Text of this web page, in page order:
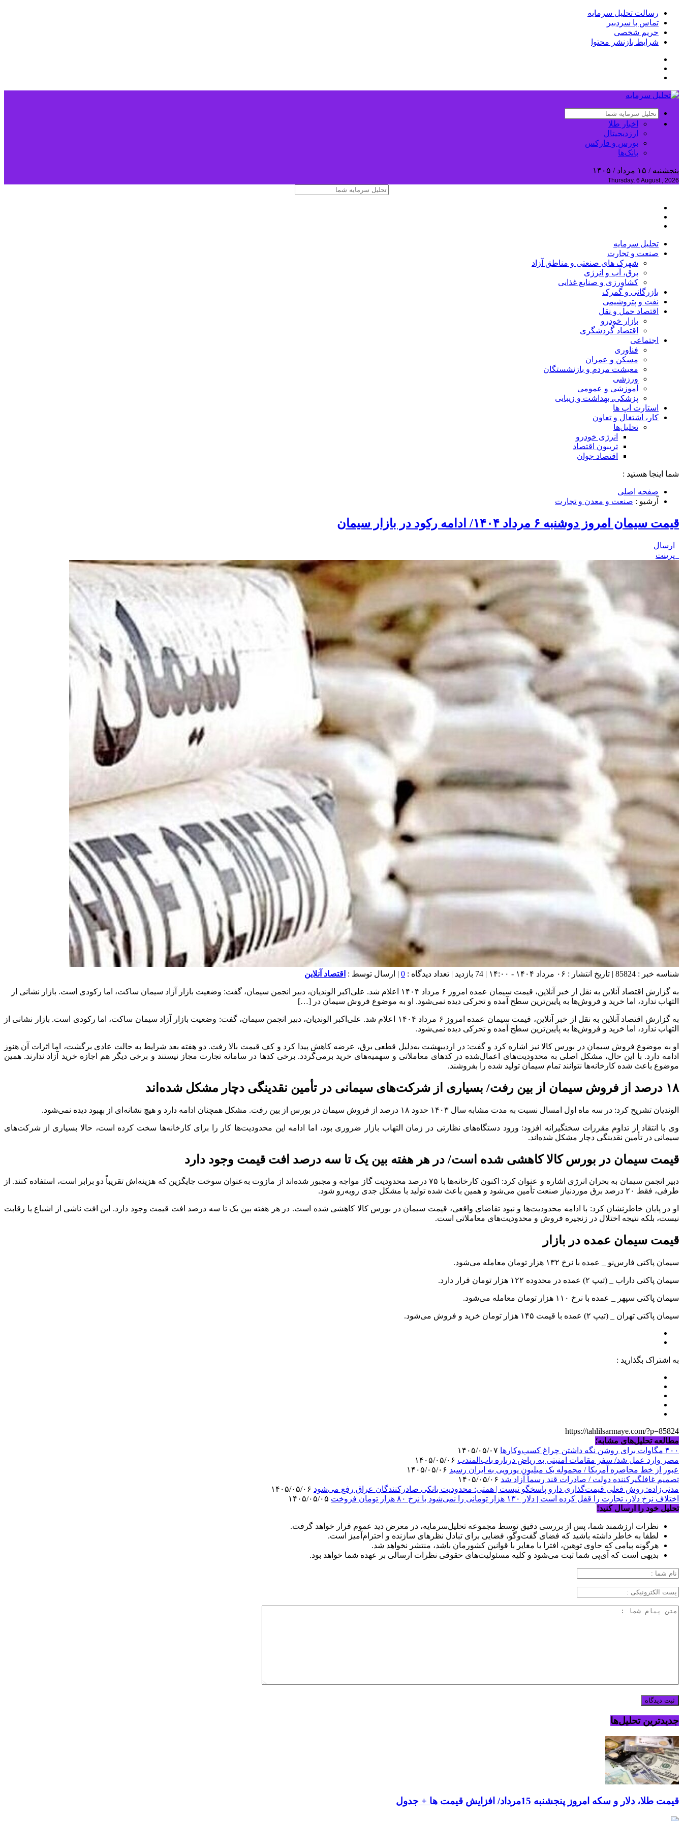
رسالت تحلیل سرمایه
تماس با سردبیر
حریم شخصی
شرایط بازنشر محتوا
اخبار طلا
ارزدیجیتال
بورس و فارکس
بانک‌ها
پنجشنبه / ۱۵ مرداد / ۱۴۰۵
Thursday, 6 August , 2026
تحلیل‌ سرمایه
صنعت و تجارت
شهرک های صنعتی و مناطق آزاد
برق، آب و انرژی
کشاورزی و صنایع غذایی
بازرگانی و گمرک
نفت و پتروشیمی
اقتصاد حمل و نقل
بازار خودرو
اقتصاد گردشگری
اجتماعی
فناوری
مسکن و عمران
معیشت مردم و بازنشستگان
ورزشی
آموزشی و عمومی
پزشکی، بهداشت و زیبایی
استارت اپ ها
کار، اشتغال و تعاون
تحلیل‌ها
انرژی خودرو
تریبون اقتصاد
اقتصاد جوان
شما اینجا هستید :
صفحه اصلی
آرشیو : صنعت و معدن و تجارت
قیمت سیمان امروز دوشنبه ۶ مرداد ۱۴۰۴/ ادامه رکود در بازار سیمان
ارسال
پرینت
شناسه خبر : 85824 | تاریخ انتشار : ۰۶ مرداد ۱۴۰۴ - ۱۴:۰۰ | 74 بازدید | تعداد دیدگاه : 0 | ارسال توسط : اقتصاد آنلاین
به گزارش اقتصاد آنلاین به نقل از خبر آنلاین، قیمت سیمان عمده امروز ۶ مرداد ۱۴۰۴ اعلام شد. علی‌اکبر الوندیان، دبیر انجمن سیمان، گفت: وضعیت بازار آزاد سیمان ساکت، اما رکودی است. بازار نشانی از
التهاب ندارد، اما خرید و فروش‌ها به پایین‌ترین سطح آمده و تحرکی دیده نمی‌شود. او به موضوع فروش سیمان در […]
به گزارش اقتصاد آنلاین به نقل از خبر آنلاین، قیمت سیمان عمده امروز ۶ مرداد ۱۴۰۴ اعلام شد. علی‌اکبر الوندیان، دبیر انجمن سیمان، گفت: وضعیت بازار آزاد سیمان ساکت، اما رکودی است. بازار نشانی از
التهاب ندارد، اما خرید و فروش‌ها به پایین‌ترین سطح آمده و تحرکی دیده نمی‌شود.
او به موضوع فروش سیمان در بورس کالا نیز اشاره کرد و گفت: در اردیبهشت به‌دلیل قطعی برق، عرضه کاهش پیدا کرد و کف قیمت بالا رفت. دو هفته بعد شرایط به حالت عادی برگشت، اما اثرات آن هنوز
ادامه دارد. با این حال، مشکل اصلی به محدودیت‌های اعمال‌شده در کد‌های معاملاتی و سهمیه‌های خرید برمی‌گردد. برخی کد‌ها در سامانه تجارت مجاز نیستند و برخی دیگر هم اجازه خرید آزاد ندارند. همین
موضوع باعث شده کارخانه‌ها نتوانند تمام سیمان تولید شده را بفروشند.
۱۸ درصد از فروش سیمان از بین رفت/ بسیاری از شرکت‌های سیمانی در تأمین نقدینگی دچار مشکل شده‌اند
الوندیان تشریح کرد: در سه ماه اول امسال نسبت به مدت مشابه سال ۱۴۰۳ حدود ۱۸ درصد از فروش سیمان در بورس از بین رفت. مشکل همچنان ادامه دارد و هیچ نشانه‌ای از بهبود دیده نمی‌شود.
وی با انتقاد از تداوم مقررات سختگیرانه افزود: ورود دستگاه‌های نظارتی در زمان التهاب بازار ضروری بود، اما ادامه این محدودیت‌ها کار را برای کارخانه‌ها سخت کرده است، حالا بسیاری از شرکت‌های
سیمانی در تأمین نقدینگی دچار مشکل شده‌اند.
قیمت سیمان در بورس کالا کاهشی شده است/ در هر هفته بین یک تا سه درصد افت قیمت وجود دارد
دبیر انجمن سیمان به بحران انرژی اشاره و عنوان کرد: اکنون کارخانه‌ها با ۷۵ درصد محدودیت گاز مواجه و مجبور شده‌اند از مازوت به‌عنوان سوخت جایگزین که هزینه‌اش تقریباً دو برابر است، استفاده کنند. از
طرفی، فقط ۲۰ درصد برق موردنیاز صنعت تأمین می‌شود و همین باعث شده تولید با مشکل جدی روبه‌رو شود.
او در پایان خاطرنشان کرد: با ادامه محدودیت‌ها و نبود تقاضای واقعی، قیمت سیمان در بورس کالا کاهشی شده است. در هر هفته بین یک تا سه درصد افت قیمت وجود دارد. این افت ناشی از اشباع یا رقابت
نیست، بلکه نتیجه اختلال در زنجیره فروش و محدودیت‌های معاملاتی است.
قیمت سیمان عمده در بازار
سیمان پاکتی فارس‌نو _ عمده با نرخ ۱۳۲ هزار تومان معامله می‌شود.
سیمان پاکتی داراب _ (تیپ ۲) عمده در محدوده ۱۲۲ هزار تومان قرار دارد.
سیمان پاکتی سپهر _ عمده با نرخ ۱۱۰ هزار تومان معامله می‌شود.
سیمان پاکتی تهران _ (تیپ ۲) عمده با قیمت ۱۴۵ هزار تومان خرید و فروش می‌شود.
به اشتراک بگذارید :
https://tahlilsarmaye.com/?p=85824
مطالعه تحلیل‌های مشابه؛
۴۰۰ مگاوات برای روشن نگه داشتن چراغ کسب‌وکار‌ها
مصر وارد عمل شد/ سفر مقامات امنیتی به ریاض درباره باب‌المندب
عبور از خط محاصره آمریکا / محموله یک میلیون یورویی به ایران رسید
تصمیم غافلگیرکننده دولت / صادرات قند رسماً آزاد شد
مدنی‌زاده: روش فعلی قیمت‌گذاری دارو پاسخگو نیست | همتی: محدودیت بانکی صادرکنندگان عراق رفع می‌شود
اختلاف نرخ دلار، تجارت را قفل کرده است | دلار ۱۳۰ هزار تومانی را نمی‌شود با نرخ ۸۰ هزار تومان فروخت
تحلیل خود را ارسال کنید!
نظرات ارزشمند شما، پس از بررسی دقیق توسط مجموعه تحلیل‌سرمایه، در معرض دید عموم قرار خواهد گرفت.
لطفا به خاطر داشته باشید که فضای گفت‌وگو، فضایی برای تبادل نظرهای سازنده و احترام‌آمیز است.
هرگونه پیامی که حاوی توهین، افترا یا مغایر با قوانین کشورمان باشد، منتشر نخواهد شد.
بدیهی است که آی‌پی شما ثبت می‌شود و کلیه مسئولیت‌های حقوقی نظرات ارسالی بر عهده شما خواهد بود.
جدیدترین تحلیل‌ها
قیمت طلا، دلار و سکه امروز پنجشنبه 15مرداد/ افزایش قیمت ها + جدول